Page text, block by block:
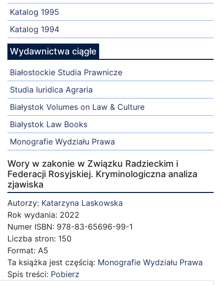
Katalog 1995
Katalog 1994
Wydawnictwa ciągłe
Białostockie Studia Prawnicze
Studia Iuridica Agraria
Białystok Volumes on Law & Culture
Białystok Law Books
Monografie Wydziału Prawa
Wory w zakonie w Związku Radzieckim i
Federacji Rosyjskiej. Kryminologiczna analiza
zjawiska
Autorzy: Katarzyna Laskowska
Rok wydania: 2022
Numer ISBN: 978-83-65696-99-1
Liczba stron: 150
Format: A5
Ta książka jest częścią: Monografie Wydziału Prawa
Spis treści: Pobierz